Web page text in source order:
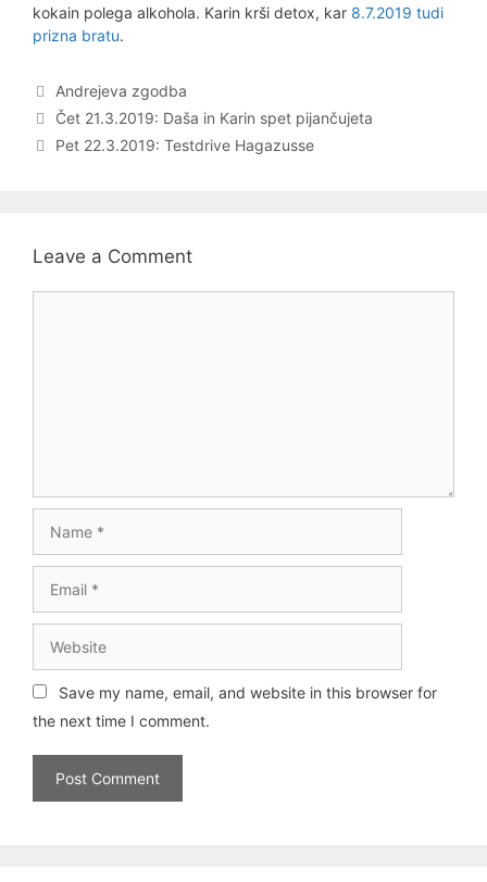
kokain polega alkohola. Karin krši detox, kar 8.7.2019 tudi
prizna bratu.
Categories
Andrejeva zgodba
Post
navigation
Čet 21.3.2019: Daša in Karin spet pijančujeta
Pet 22.3.2019: Testdrive Hagazusse
Leave a Comment
Save my name, email, and website in this browser for
the next time I comment.